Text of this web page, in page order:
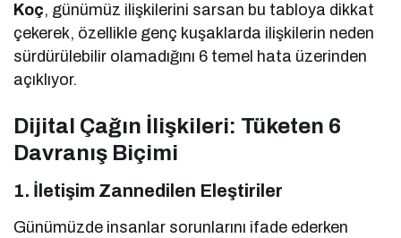
Koç, günümüz ilişkilerini sarsan bu tabloya dikkat
çekerek, özellikle genç kuşaklarda ilişkilerin neden
sürdürülebilir olamadığını 6 temel hata üzerinden
açıklıyor.
Dijital Çağın İlişkileri: Tüketen 6
Davranış Biçimi
1. İletişim Zannedilen Eleştiriler
Günümüzde insanlar sorunlarını ifade ederken